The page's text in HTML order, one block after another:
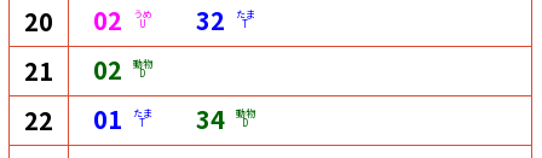
20 02 うめ
U 32 たま
T
21 02 動物
D
22 01 たま
T 34 動物
D